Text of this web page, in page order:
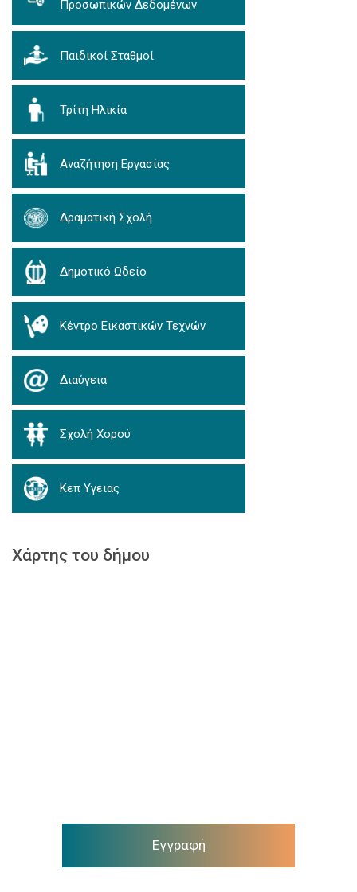
Προσωπικών Δεδομένων
Παιδικοί Σταθμοί
Τρίτη Ηλικία
Αναζήτηση Εργασίας
Δραματική Σχολή
Δημοτικό Ωδείο
Κέντρο Εικαστικών Τεχνών
Διαύγεια
Σχολή Χορού
Κεπ Υγειας
Χάρτης του δήμου
Εγγραφή